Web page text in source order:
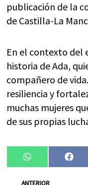
publicación de la
de Castilla-La
En el contexto del
historia de Ada,
compañero de
resiliencia y
muchas mujeres
de sus propias
Compartir
en
WhatsApp
en